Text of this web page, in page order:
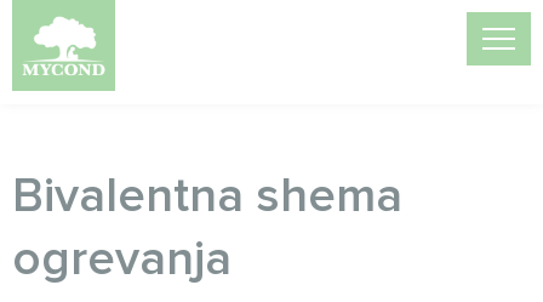
Bivalentna shema
ogrevanja